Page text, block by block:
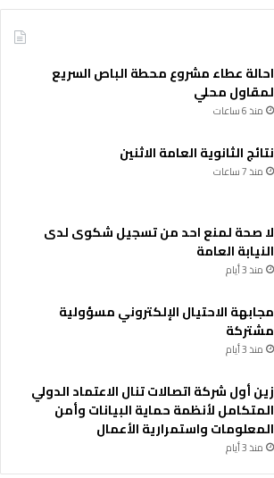
احالة عطاء مشروع محطة الباص السريع
لمقاول محلي
منذ 6 ساعات
نتائج الثانوية العامة الاثنين
منذ 7 ساعات
لا صحة لمنع احد من تسجيل شكوى لدى
النيابة العامة
منذ 3 أيام
مجابهة الاحتيال الإلكتروني مسؤولية
مشتركة
منذ 3 أيام
زين أول شركة اتصالات تنال الاعتماد الدولي
المتكامل لأنظمة حماية البيانات وأمن
المعلومات واستمرارية الأعمال
منذ 3 أيام